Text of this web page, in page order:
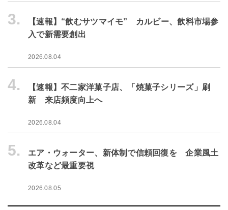
3.
【速報】“飲むサツマイモ” カルビー、飲料市場参
入で新需要創出
2026.08.04
4.
【速報】不二家洋菓子店、「焼菓子シリーズ」刷
新 来店頻度向上へ
2026.08.04
5.
エア・ウォーター、新体制で信頼回復を 企業風土
改革など最重要視
2026.08.05